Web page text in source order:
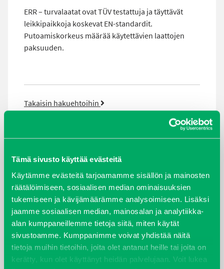
Tämä sivusto käyttää evästeitä
Käytämme evästeitä tarjoamamme sisällön ja mainosten
räätälöimiseen, sosiaalisen median ominaisuuksien
tukemiseen ja kävijämäärämme analysoimiseen. Lisäksi
jaamme sosiaalisen median, mainosalan ja analytiikka-
alan kumppaneillemme tietoja siitä, miten käytät
sivustoamme. Kumppanimme voivat yhdistää näitä
tietoja muihin tietoihin, joita olet antanut heille tai joita on
kerätty, kun olet käyttänyt heidän palvelujaan. Voit lukea
ERR – turvalaatat ovat TÜV testattuja ja täyttävät
leikkipaikkoja koskevat EN-standardit.
Putoamiskorkeus määrää käytettävien laattojen
paksuuden.
Takaisin hakuehtoihin
Täältä pääset tutustumaan ERR tuotteisiin: